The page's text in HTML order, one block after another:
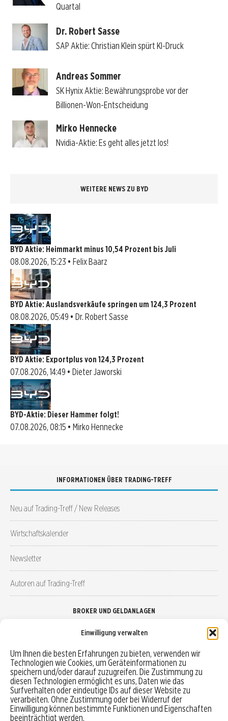
Einwilligung verwalten
Um Ihnen die besten Erfahrungen zu bieten, verwenden wir
Technologien wie Cookies, um Geräteinformationen zu
speichern und/oder darauf zuzugreifen. Die Zustimmung zu
diesen Technologien ermöglicht es uns, Daten wie das
Surfverhalten oder eindeutige IDs auf dieser Website zu
verarbeiten. Ohne Zustimmung oder bei Widerruf der
Einwilligung können bestimmte Funktionen und Eigenschaften
beeinträchtigt werden.
Quartal
Dr. Robert Sasse
SAP Aktie: Christian Klein spürt KI-Druck
Andreas Sommer
SK Hynix Aktie: Bewährungsprobe vor der
Billionen-Won-Entscheidung
Mirko Hennecke
Nvidia-Aktie: Es geht alles jetzt los!
WEITERE NEWS ZU BYD
BYD Aktie: Heimmarkt minus 10,54 Prozent bis Juli
08.08.2026, 15:23 • Felix Baarz
BYD Aktie: Auslandsverkäufe springen um 124,3 Prozent
08.08.2026, 05:49 • Dr. Robert Sasse
BYD Aktie: Exportplus von 124,3 Prozent
07.08.2026, 14:49 • Dieter Jaworski
BYD-Aktie: Dieser Hammer folgt!
07.08.2026, 08:15 • Mirko Hennecke
INFORMATIONEN ÜBER TRADING-TREFF
Neu auf Trading-Treff / New Releases
Wirtschaftskalender
Newsletter
Autoren auf Trading-Treff
BROKER UND GELDANLAGEN
Robo-Advisor vergleichen
Depotvergleich
Festgeld vergleichen